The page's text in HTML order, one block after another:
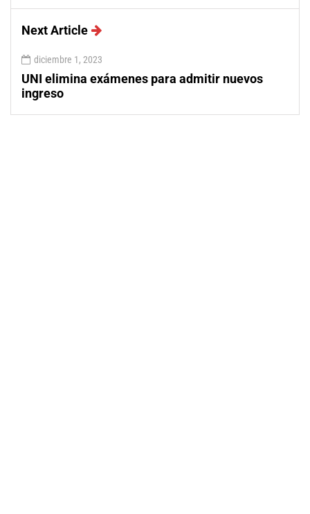
Next Article
diciembre 1, 2023
UNI elimina exámenes para admitir nuevos
ingreso